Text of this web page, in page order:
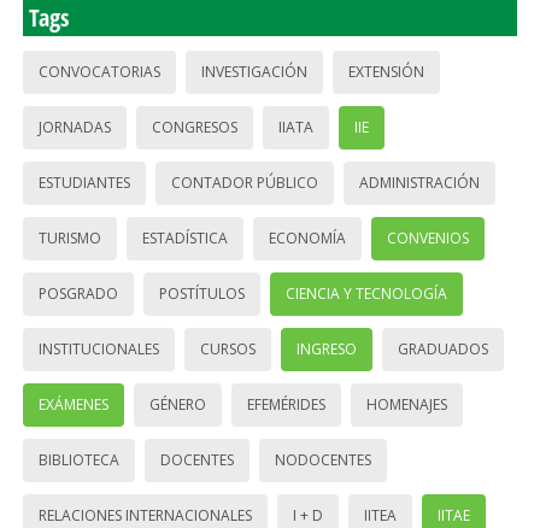
Tags
CONVOCATORIAS INVESTIGACIÓN EXTENSIÓN
JORNADAS CONGRESOS IIATA IIE
ESTUDIANTES CONTADOR PÚBLICO ADMINISTRACIÓN
TURISMO ESTADÍSTICA ECONOMÍA CONVENIOS
POSGRADO POSTÍTULOS CIENCIA Y TECNOLOGÍA
INSTITUCIONALES CURSOS INGRESO GRADUADOS
EXÁMENES GÉNERO EFEMÉRIDES HOMENAJES
BIBLIOTECA DOCENTES NODOCENTES
RELACIONES INTERNACIONALES I + D IITEA IITAE